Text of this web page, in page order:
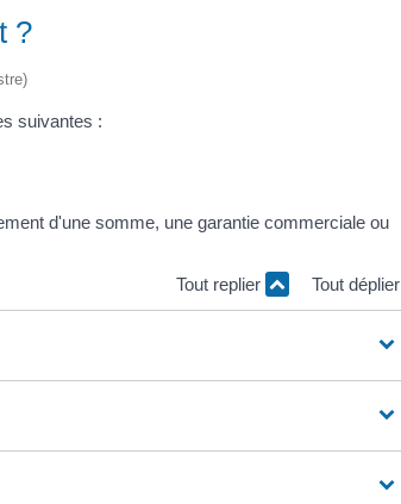
?
suivantes :
d'une somme, une garantie commerciale ou
Tout replier
Tout déplier